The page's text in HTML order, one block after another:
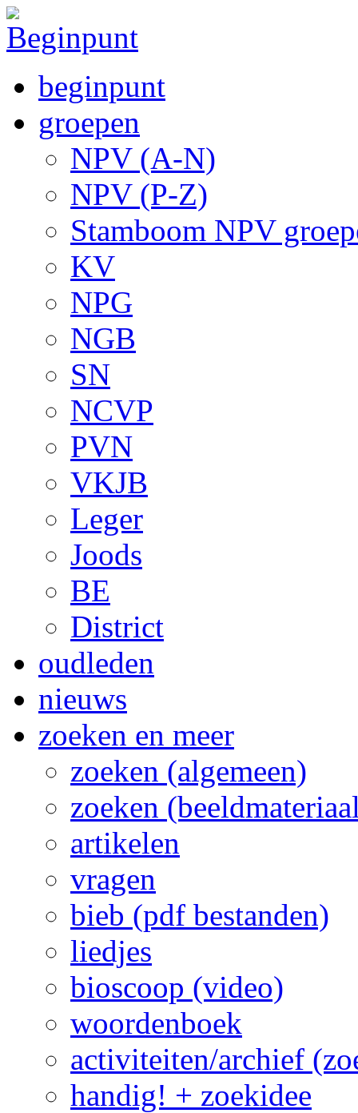
beginpunt
groepen
NPV (A-N)
NPV (P-Z)
Stamboom NPV
KV
NPG
NGB
SN
NCVP
PVN
VKJB
Leger
Joods
BE
District
oudleden
nieuws
zoeken en meer
zoeken (algemeen)
zoeken
artikelen
vragen
bieb (pdf bestanden)
liedjes
bioscoop (video)
woordenboek
activiteiten/archief
handig! + zoekidee